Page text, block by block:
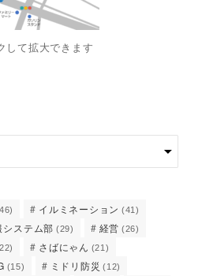
して拡大できます
イルミネーション (41)
システム部 (29) 経営 (26)
さばにゃん (21)
(15) ミドリ防災 (12)